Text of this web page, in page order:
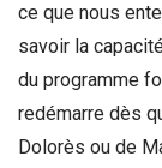
ce que nous
savoir la
du programme
redémarre dès
Dolorès ou de